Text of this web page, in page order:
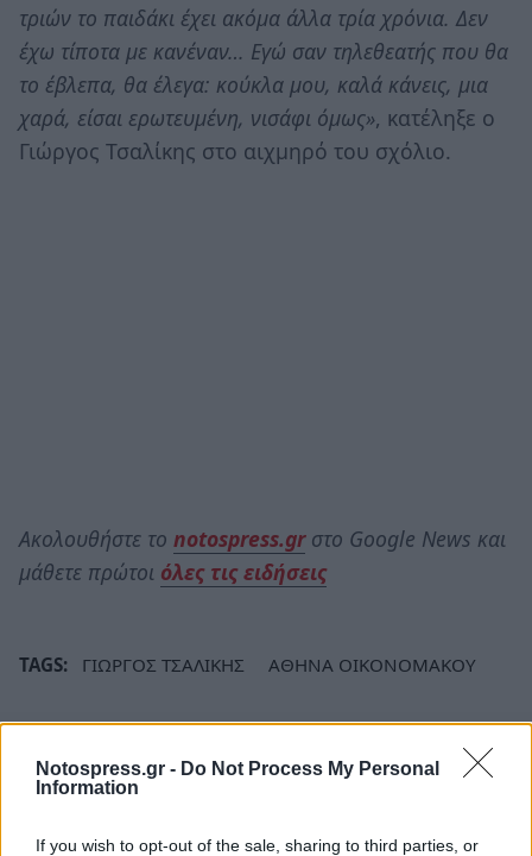
Notospress.gr - Do Not Process My Personal
Information
If you wish to opt-out of the sale, sharing to third parties, or
τριών το παιδάκι έχει ακόμα άλλα τρία χρόνια. Δεν
έχω τίποτα με κανέναν… Εγώ σαν τηλεθεατής που θα
το έβλεπα, θα έλεγα: κούκλα μου, καλά κάνεις, μια
χαρά, είσαι ερωτευμένη, νισάφι όμως», κατέληξε ο
Γιώργος Τσαλίκης στο αιχμηρό του σχόλιο.
Ακολουθήστε το notospress.grστο Google News και
μάθετε πρώτοι όλες τις ειδήσεις
TAGS: ΓΙΩΡΓΟΣ ΤΣΑΛΙΚΗΣ ΑΘΗΝΑ ΟΙΚΟΝΟΜΑΚΟΥ